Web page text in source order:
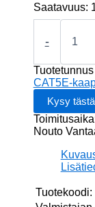
Saatavuus:
-
CAT5E
1m
YELLOW
Patch
Cable
24AWG
määrä
CAT5E-
Nouto
Tuotekoodi: